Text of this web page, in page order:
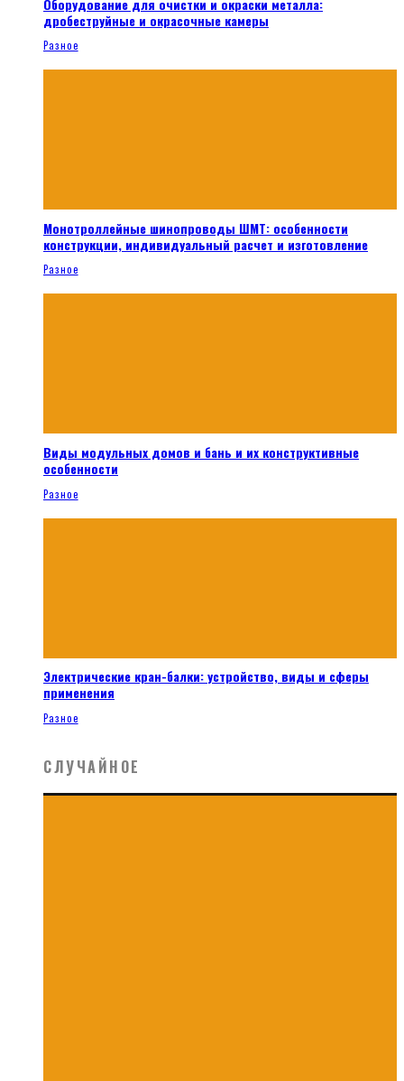
дробеструйные и окрасочные камеры
Разное
Монотроллейные шинопроводы ШМТ: особенности
конструкции, индивидуальный расчет и изготовление
Разное
Виды модульных домов и бань и их конструктивные
особенности
Разное
Электрические кран-балки: устройство, виды и сферы
применения
Разное
СЛУЧАЙНОЕ